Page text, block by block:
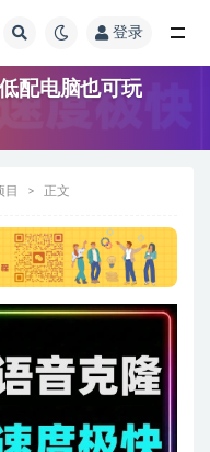
登录
配电脑也可玩
目 正文